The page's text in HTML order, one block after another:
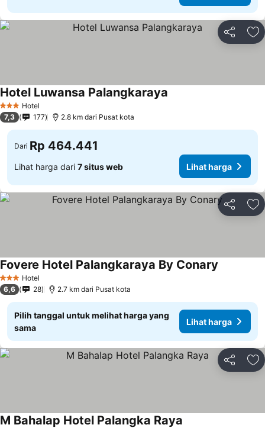
Bagikan
3 BintangHotel
Hotel Luwansa Palangkaraya
7,3 177 2.8 km dari Pusat kota
Dari Rp 464.441
Lihat harga dari 7 situs web Lihat harga
Bagikan
3 BintangHotel
Fovere Hotel Palangkaraya By Conary
6,6 28 2.7 km dari Pusat kota
Pilih tanggal untuk melihat harga yang
sama
Lihat harga
Bagikan
M Bahalap Hotel Palangka Raya